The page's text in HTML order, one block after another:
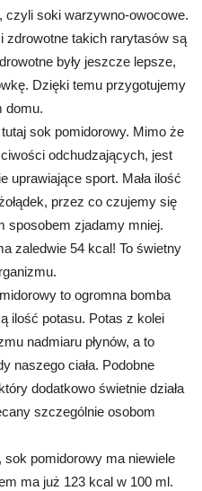
czyli soki warzywno-owocowe.
zdrowotne takich rarytasów są
były jeszcze lepsze,
Dzięki temu przygotujemy
domu.
sok pomidorowy. Mimo że
odchudzających, jest
uprawiające sport. Mała ilość
przez co czujemy się
sposobem zjadamy mniej.
zaledwie 54 kcal! To świetny
to ogromna bomba
ilość potasu. Potas z kolei
nadmiaru płynów, a to
naszego ciała. Podobne
dodatkowo świetnie działa
szczególnie osobom
sok pomidorowy ma niewiele
ma już 123 kcal w 100 ml.